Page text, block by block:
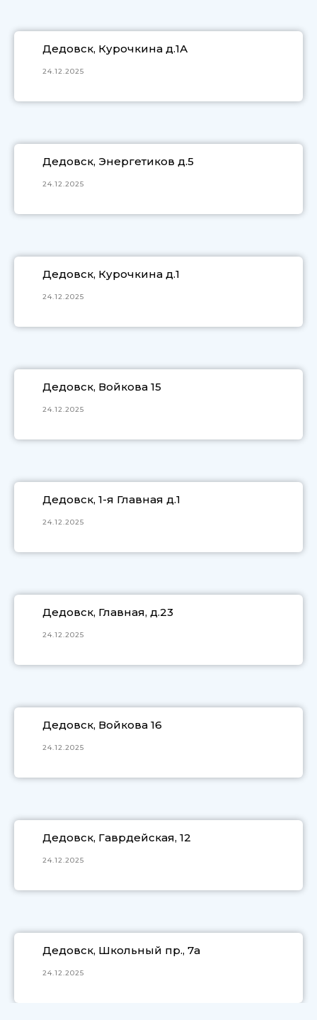
Дедовск, Курочкина д.1А
24.12.2025
Дедовск, Энергетиков д.5
24.12.2025
Дедовск, Курочкина д.1
24.12.2025
Дедовск, Войкова 15
24.12.2025
Дедовск, 1-я Главная д.1
24.12.2025
Дедовск, Главная, д.23
24.12.2025
Дедовск, Войкова 16
24.12.2025
Дедовск, Гаврдейская, 12
24.12.2025
Дедовск, Школьный пр., 7а
24.12.2025